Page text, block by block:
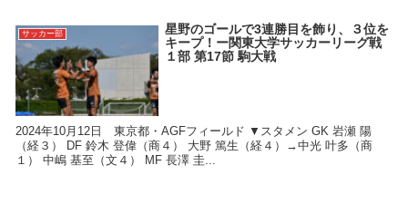
サッカー部
星野のゴールで3連勝目を飾り、３位を
キープ！ー関東大学サッカーリーグ戦
１部 第17節 駒大戦
2024年10月12日 東京都・AGFフィールド ▼スタメン GK 岩瀬 陽
（経３） DF 鈴木 登偉（商４） 大野 篤生（経４）→中光 叶多（商
１） 中嶋 基至（文４） MF 長澤 圭...